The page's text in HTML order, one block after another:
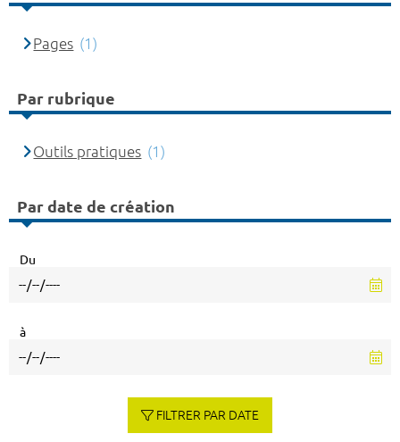
Pages (1)
Par rubrique
Outils pratiques (1)
Par date de création
Du
à
FILTRER PAR DATE